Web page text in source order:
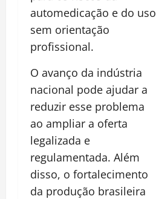
automedicação e do uso
sem orientação
profissional.
O avanço da indústria
nacional pode ajudar a
reduzir esse problema
ao ampliar a oferta
legalizada e
regulamentada. Além
disso, o fortalecimento
da produção brasileira